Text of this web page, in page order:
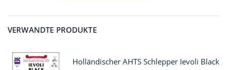
VERWANDTE PRODUKTE
Holländischer AHTS Schlepper Ievoli Black